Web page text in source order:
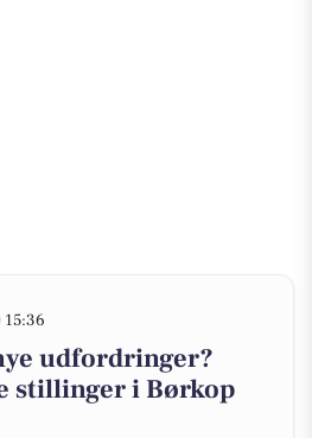
udfordringer?
stillinger i Børkop